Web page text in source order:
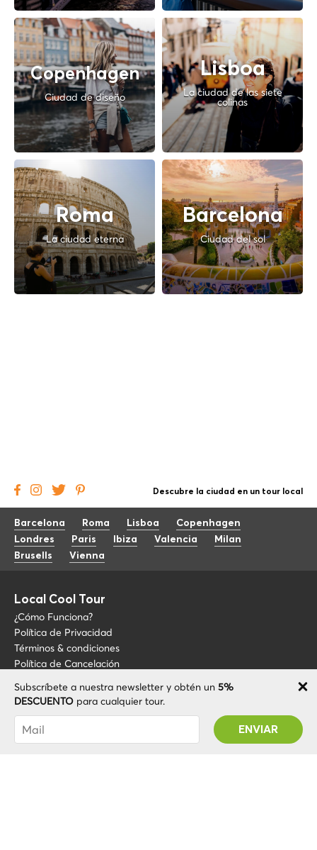
Copenhagen
Ciudad de diseño
Lisboa
La ciudad de las siete
colinas
Roma
La ciudad eterna
Barcelona
Ciudad del sol
Subscríbete a nuestra newsletter y obtén un 5%
DESCUENTO para cualquier tour.
Has sido suscrito con éxito! Recibirás tu código
de promoción después de validar tu cuenta
Descubre la ciudad en un tour local
Barcelona Roma Lisboa
Copenhagen
Londres
Paris Ibiza Valencia
Milan
Brusells
Vienna
Local Cool Tour
¿Cómo Funciona?
Política de Privacidad
Términos & condiciones
Política de Cancelación
Blog
Sobre LCT
FAQ
Conviértete en guía
+34 675 176 220